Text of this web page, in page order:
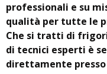
professionali e su
qualità per tutte le
Che si tratti di
di tecnici esperti è
direttamente